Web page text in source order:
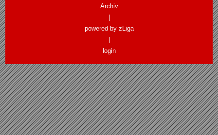
Archiv
powered by zLiga
login